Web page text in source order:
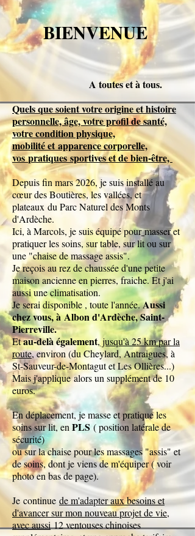
BIENVENUE
A toutes et à tous.
Quels que soient votre origine et histoire
personnelle, âge, votre profil de santé,
votre condition physique,
mobilité etapparence corporelle,
vospratiquessportives et de bien-être,
Depuis fin mars 2026, je suis installé au
cœur des Boutières, les vallées, et
plateaux du Parc Naturel des Monts
d'Ardèche.
Ici, à Marcols, je suis équipé pour masser et
pratiquer les soins, sur table, sur lit ou sur
une "chaise de massage assis".
Je reçois au rez de chaussée d'une petite
maison ancienne en pierres, fraiche. Et j'ai
aussi une climatisation.
Je serai disponible , toute l'année.Aussi
chez vous, àAlbon d'Ardèche, Saint-
Pierreville.
Etau-delà également, jusqu'à 25 km par la
route, environ (du Cheylard, Antraigues, à
St-Sauveur-de-Montagut et Les Ollières...)
Mais j'appliquealors un supplément de 10
euros.
En déplacement, je masse et pratique les
soins sur lit, en PLS( position latérale de
sécurité)
ou sur la chaise pour les massages "assis" et
de soins, dont je viens de m'équiper ( voir
photo en bas de page).
Je continue de m'adapter aux besoins et
d'avancer sur mon nouveau projet de vie,
avec aussi12 ventouses chinoises